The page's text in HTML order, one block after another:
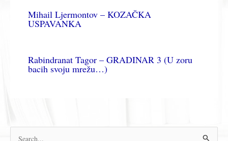
Mihail Ljermontov – KOZAČKA
USPAVANKA
Rabindranat Tagor – GRADINAR 3 (U zoru
bacih svoju mrežu…)